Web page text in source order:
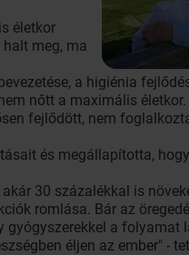
életkor
meg, ma
a higiénia
nőtt a maximális életkor.
fejlődött, nem
és megállapította,
30 százalékkal is
romlása. Bár az
gyógyszerekkel a folyamat
éljen az ember" -